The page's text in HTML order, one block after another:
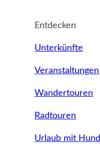
Entdecken
Unterkünfte
Veranstaltungen
Wandertouren
Radtouren
Urlaub mit Hund